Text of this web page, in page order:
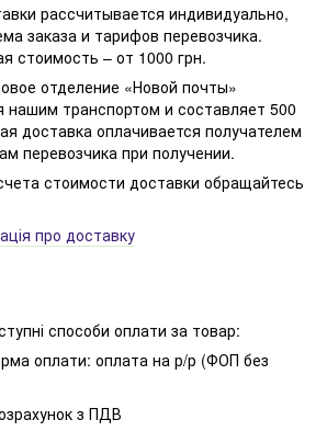
рассчитывается индивидуально,
заказа и тарифов перевозчика.
стоимость – от 1000 грн.
отделение «Новой почты»
нашим транспортом и составляет 500
доставка оплачивается получателем
перевозчика при получении.
стоимости доставки обращайтесь
про доставку
способи оплати за товар:
оплати: оплата на р/р (ФОП без
з ПДВ